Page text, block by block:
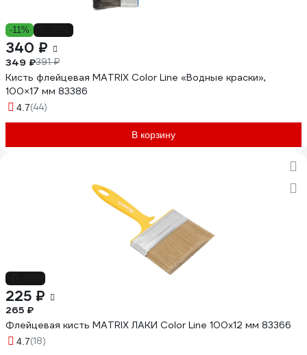
-11%
340 ₽
349 ₽391 ₽
Кисть флейцевая MATRIX Color Line «Водные краски»,
100×17 мм 83386
4.7(44)
В корзину
225 ₽
265 ₽
Флейцевая кисть MATRIX ЛАКИ Color Line 100х12 мм 83366
4.7(18)